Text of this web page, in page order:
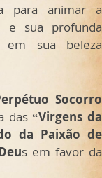
para animar a
e sua profunda
em sua beleza
Socorro
das“Virgens da
da Paixão de
s em favor da